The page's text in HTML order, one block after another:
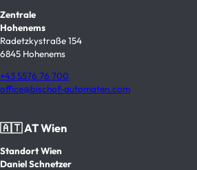
Zentrale
Hohenems
Radetzkystraße 154
6845 Hohenems
+43 5576 76 700
office@bischof-automaten.com
🇦🇹 AT Wien
Standort Wien
Daniel Schnetzer